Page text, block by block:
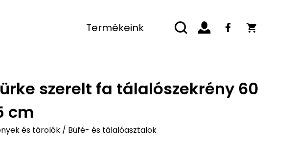
Termékeink
szerelt fa tálalószekrény 60
cm
és tárolók/ Büfé- és tálalóasztalok